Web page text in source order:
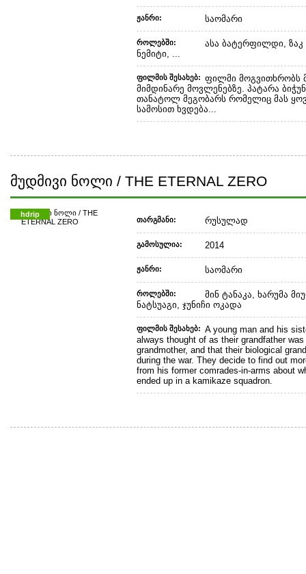
ჟანრი: საომარი
როლებში:
ასა ბატერფილდი, ზაკ
ნემიტი, ...
ფილმის შესახებ: ფილმი მოგვითხრობს
მიმდინარე მოვლენებზე. პატარა
თანატოლ მეგობარს რომელიც მას
სამოსით ხვდება...
მუდმივი ნოლი / THE ETERNAL ZERO
hdrip
თარგმანი: რუსულად
გამოსულია: 2014
ჟანრი: საომარი
როლებში:
მინ ტანაკა, ხარუმა
ნატსუაგი, ჯუნიჩი ოკადა
ფილმის შესახებ: A young man and his
always thought of as their grandfather
grandmother, and that their biological
during the war. They decide to find out
from his former comrades-in-arms about
ended up in a kamikaze squadron.